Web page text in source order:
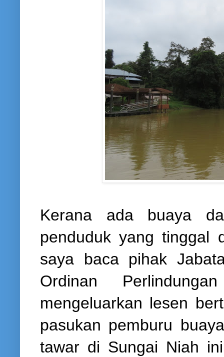
Kerana ada buaya
penduduk yang tinggal
saya baca pihak
Ordinan
mengeluarkan lesen
pasukan pemburu
tawar di Sungai Niah